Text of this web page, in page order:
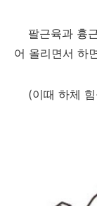
팔근육과 흉
어 올리면서 하
(이때 하체 힘